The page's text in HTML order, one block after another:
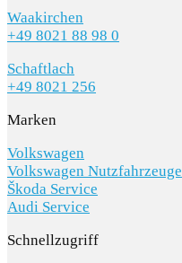
Waakirchen
+49 8021 88 98 0
Schaftlach
+49 8021 256
Marken
Volkswagen
Volkswagen Nutzfahrzeuge
Škoda Service
Audi Service
Schnellzugriff